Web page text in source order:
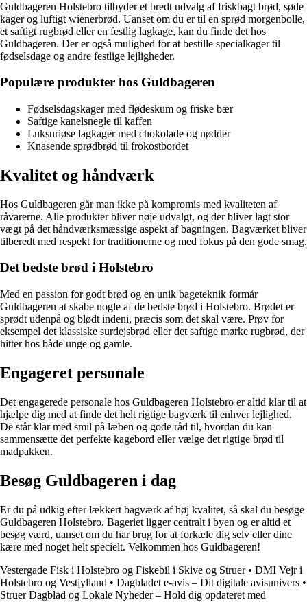
Guldbageren Holstebro tilbyder et bredt udvalg af friskbagt brød, søde
kager og luftigt wienerbrød. Uanset om du er til en sprød morgenbolle,
et saftigt rugbrød eller en festlig lagkage, kan du finde det hos
Guldbageren. Der er også mulighed for at bestille specialkager til
fødselsdage og andre festlige lejligheder.
Populære produkter hos Guldbageren
Fødselsdagskager med flødeskum og friske bær
Saftige kanelsnegle til kaffen
Luksuriøse lagkager med chokolade og nødder
Knasende sprødbrød til frokostbordet
Kvalitet og håndværk
Hos Guldbageren går man ikke på kompromis med kvaliteten af
råvarerne. Alle produkter bliver nøje udvalgt, og der bliver lagt stor
vægt på det håndværksmæssige aspekt af bagningen. Bagværket bliver
tilberedt med respekt for traditionerne og med fokus på den gode smag.
Det bedste brød i Holstebro
Med en passion for godt brød og en unik bageteknik formår
Guldbageren at skabe nogle af de bedste brød i Holstebro. Brødet er
sprødt udenpå og blødt indeni, præcis som det skal være. Prøv for
eksempel det klassiske surdejsbrød eller det saftige mørke rugbrød, der
hitter hos både unge og gamle.
Engageret personale
Det engagerede personale hos Guldbageren Holstebro er altid klar til at
hjælpe dig med at finde det helt rigtige bagværk til enhver lejlighed.
De står klar med smil på læben og gode råd til, hvordan du kan
sammensætte det perfekte kagebord eller vælge det rigtige brød til
madpakken.
Besøg Guldbageren i dag
Er du på udkig efter lækkert bagværk af høj kvalitet, så skal du besøge
Guldbageren Holstebro. Bageriet ligger centralt i byen og er altid et
besøg værd, uanset om du har brug for at forkæle dig selv eller dine
kære med noget helt specielt. Velkommen hos Guldbageren!
Vestergade Fisk i Holstebro og Fiskebil i Skive og Struer• DMI Vejr i
Holstebro og Vestjylland • Dagbladet e-avis – Dit digitale avisunivers •
Struer Dagblad og Lokale Nyheder – Hold dig opdateret med